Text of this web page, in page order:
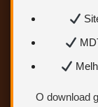
O download
será
com